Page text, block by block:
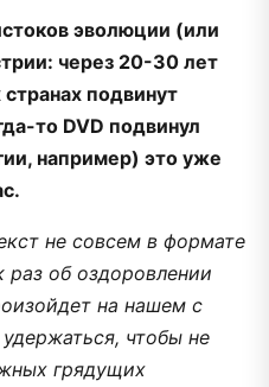
эволюции (или
через 20-30 лет
подвинут
то DVD подвинул
например) это уже
не совсем в формате
раз об оздоровлении
на нашем с
чтобы не
грядущих